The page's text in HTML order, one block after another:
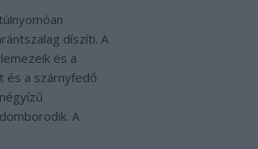
díszíti. A
és a
és a szárnyfedő
A